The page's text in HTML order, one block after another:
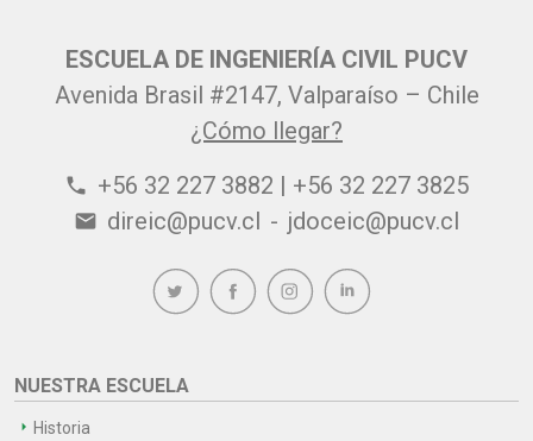
ESCUELA DE INGENIERÍA CIVIL PUCV
Avenida Brasil #2147, Valparaíso – Chile
¿Cómo llegar?
phone +56 32 227 3882 | +56 32 227 3825
email direic@pucv.cl - jdoceic@pucv.cl
NUESTRA ESCUELA
Historia